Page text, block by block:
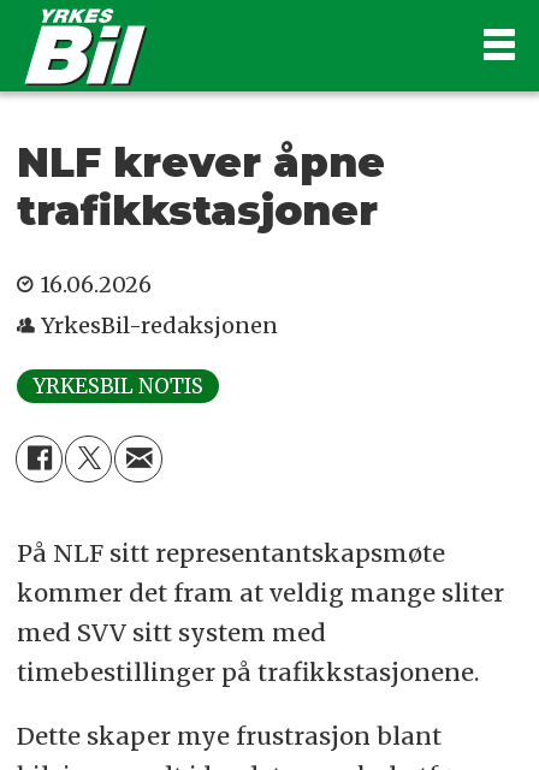
NLF krever åpne
trafikkstasjoner
16.06.2026
YrkesBil-redaksjonen
YRKESBIL NOTIS
På NLF sitt representantskapsmøte
kommer det fram at veldig mange sliter
med SVV sitt system med
timebestillinger på trafikkstasjonene.
Dette skaper mye frustrasjon blant